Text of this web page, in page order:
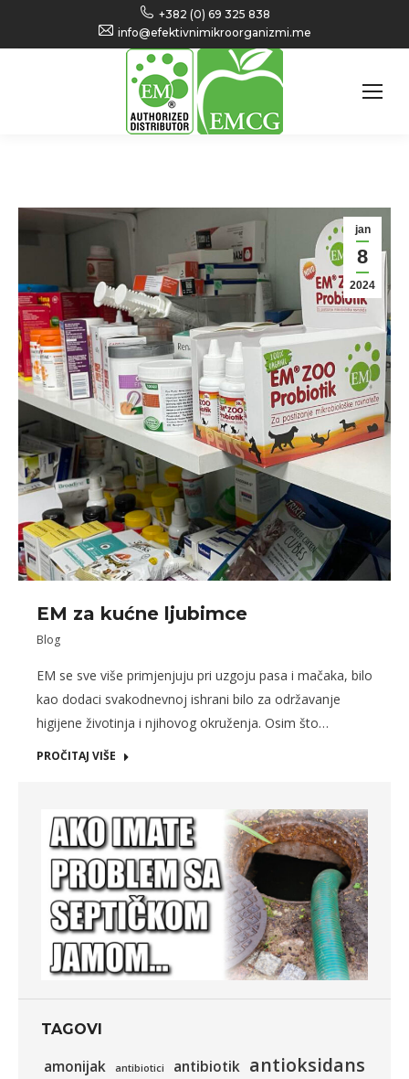
+382 (0) 69 325 838
info@efektivnimikroorganizmi.me
jan
8
2024
EM za kućne ljubimce
Blog
EM se sve više primjenjuju pri uzgoju pasa i mačaka, bilo
kao dodaci svakodnevnoj ishrani bilo za održavanje
higijene životinja i njihovog okruženja. Osim što…
PROČITAJ VIŠE
TAGOVI
amonijak antibiotici antibiotik antioksidans